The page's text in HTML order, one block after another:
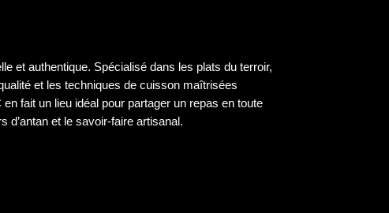
et authentique. Spécialisé dans les plats du terroir,
et les techniques de cuisson maîtrisées
fait un lieu idéal pour partager un repas en toute
d’antan et le savoir-faire artisanal.